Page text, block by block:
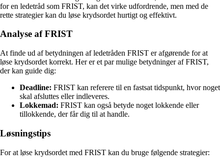
for en ledetråd som FRIST, kan det virke udfordrende, men med de
rette strategier kan du løse krydsordet hurtigt og effektivt.
Analyse af FRIST
At finde ud af betydningen af ledetråden FRIST er afgørende for at
løse krydsordet korrekt. Her er et par mulige betydninger af FRIST,
der kan guide dig:
Deadline: FRIST kan referere til en fastsat tidspunkt, hvor noget
skal afsluttes eller indleveres.
Lokkemad: FRIST kan også betyde noget lokkende eller
tillokkende, der får dig til at handle.
Løsningstips
For at løse krydsordet med FRIST kan du bruge følgende strategier: